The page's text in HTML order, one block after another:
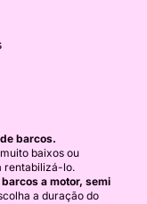
barcos.
baixos ou
rentabilizá-lo.
a motor, semi
a duração do